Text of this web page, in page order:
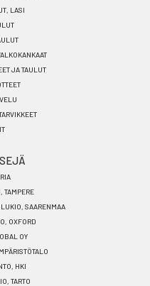
LASI
JA TAULUT
TAMPERE
SAARENMAA
OXFORD
OY
HKI
TARTO